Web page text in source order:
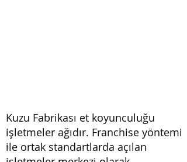
Kuzu Fabrikası et koyunculuğu
işletmeler ağıdır. Franchise yöntemi
ile ortak standartlarda açılan